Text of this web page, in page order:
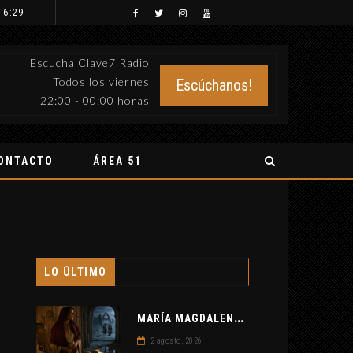
6:29
Escucha Clave7 Radio
Todos los viernes
22:00 - 00:00 horas
Escúchanos!
ÁREA 51
LO ÚLTIMO
M
ARÍA MAGDALENA Y LOS TEMPLARIOS: ENTRE LA HISTORIA Y EL MISTERIO
2 agosto, 2026